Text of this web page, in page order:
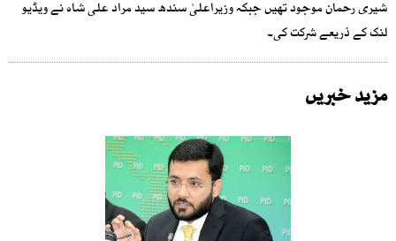
شیری رحمان موجود تھیں جبکہ وزیراعلیٰ سندھ سید مراد علی شاہ نے ویڈیو
لنک کے ذریعے شرکت کی۔
مزید خبریں